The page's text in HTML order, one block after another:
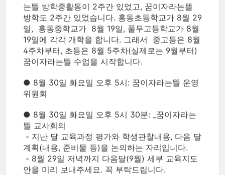
는뜰 방학중활동이 2주간 있었고, 꿈이자라는뜰
방학도 2주간 있었습니다. 홍동초등학교가 8월 29
일, 홍동중학교가 8월 19일, 풀무고등학교가 8월
19일에 각각 개학을 합니다. 그래서 중고등은 8월
4주차부터, 초등은 8월 5주차(실제로는 9월부터)
꿈이자라는뜰 수업을 시작합니다.
● 8월 30일 화요일 오후 5시: 꿈이자라는뜰 운영
위원회
● 8월 30일 화요일 오후 5시 30분: _꿈이자라는
뜰 교사회의
- 지난 달 교육과정 평가와 학생관찰내용, 다음 달
계획(내용, 준비물 등)을 논의하는 자리입니다.
- 8월 29일 저녁까지 다음달(9월) 세부 교육지도
안을 미리 보내주세요. 꼭 부탁드립니다.